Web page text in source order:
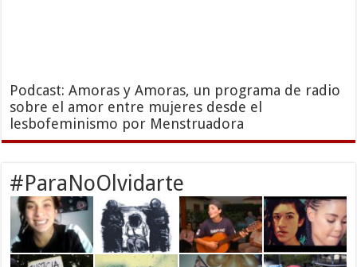
Podcast: Amoras y Amoras, un programa de radio
sobre el amor entre mujeres desde el
lesbofeminismo por Menstruadora
#ParaNoOlvidarte